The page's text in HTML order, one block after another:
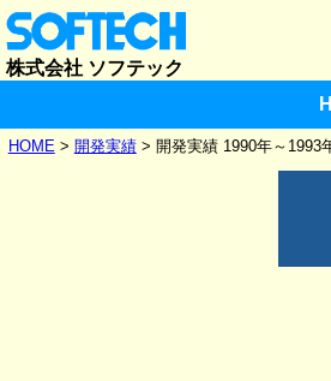
株式会社 ソフテック
HOME> 開発実績> 開発実績 1990年～1993